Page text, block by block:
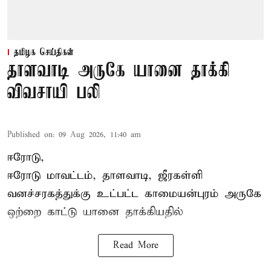
தமிழக செய்திகள்
தாளவாடி அருகே யானை தாக்கி
விவசாயி பலி
Published on: 09 Aug 2026, 11:40 am
ஈரோடு,
ஈரோடு மாவட்டம், தாளவாடி, ஜீரகள்ளி
வனச்சரகத்துக்கு உட்பட்ட காமையன்புரம் அருகே
ஒற்றை காட்டு யானை தாக்கியதில்
Read More